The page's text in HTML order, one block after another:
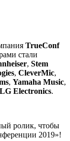
TrueConf
стали
, Stem
, CleverMic,
, Yamaha Music,
LG Electronics.
ролик, чтобы
2019»!